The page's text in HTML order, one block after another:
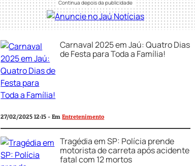
Carnaval 2025 em Jaú: Quatro Dias
de Festa para Toda a Família!
27/02/2025 12:15 - EmEntretenimento
Tragédia em SP: Polícia prende
motorista de carreta após acidente
fatal com 12 mortos